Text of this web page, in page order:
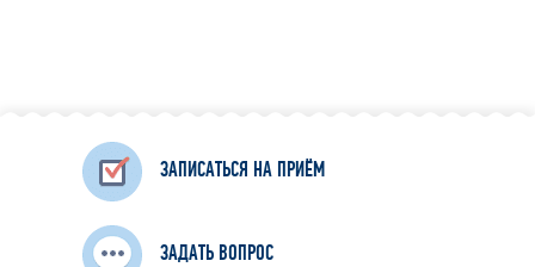
ЗАПИСАТЬСЯ НА ПРИЁМ
ЗАДАТЬ ВОПРОС